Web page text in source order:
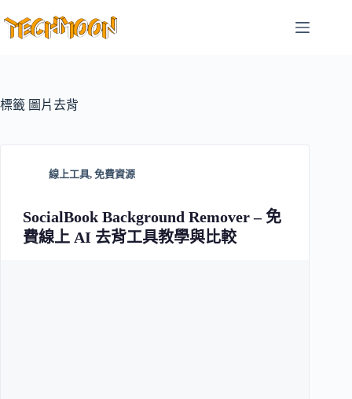
至
容
標籤 圖片去背
線上工具, 免費資源
SocialBook Background Remover – 免
費線上 AI 去背工具教學與比較